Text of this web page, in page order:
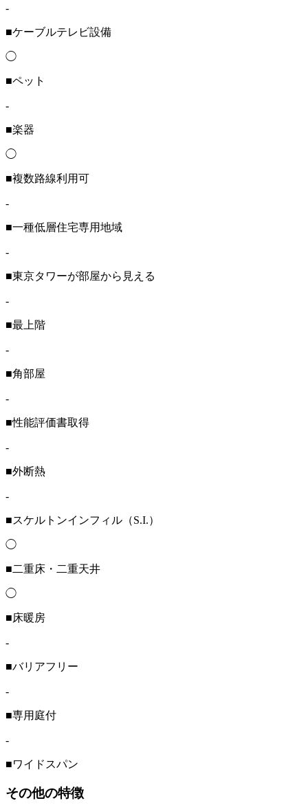
-
■ケーブルテレビ設備
◯
■ペット
-
■楽器
◯
■複数路線利用可
-
■一種低層住宅専用地域
-
■東京タワーが部屋から見える
-
■最上階
-
■角部屋
-
■性能評価書取得
-
■外断熱
-
■スケルトンインフィル（S.I.）
◯
■二重床・二重天井
◯
■床暖房
-
■バリアフリー
-
■専用庭付
-
■ワイドスパン
その他の特徴